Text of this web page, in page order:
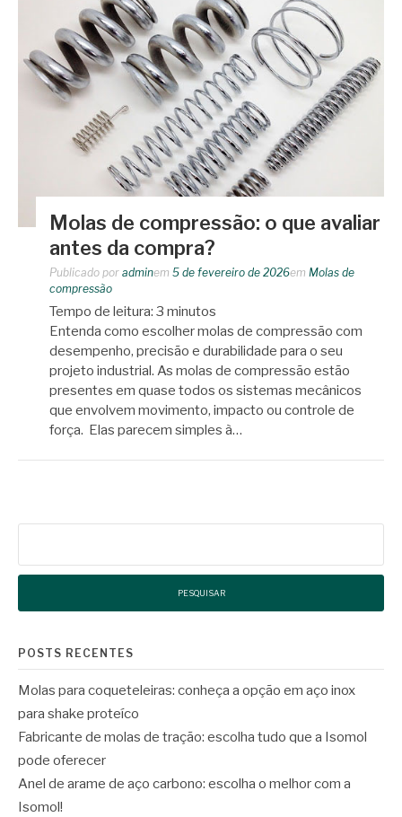
Molas de compressão: o que avaliar
antes da compra?
Publicado por adminem 5 de fevereiro de 2026em Molas de
compressão
Tempo de leitura: 3 minutos
Entenda como escolher molas de compressão com
desempenho, precisão e durabilidade para o seu
projeto industrial. As molas de compressão estão
presentes em quase todos os sistemas mecânicos
que envolvem movimento, impacto ou controle de
força. Elas parecem simples à…
POSTS RECENTES
Molas para coqueteleiras: conheça a opção em aço inox
para shake proteíco
Fabricante de molas de tração: escolha tudo que a Isomol
pode oferecer
Anel de arame de aço carbono: escolha o melhor com a
Isomol!